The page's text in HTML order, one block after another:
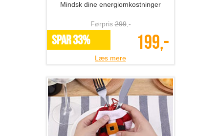
Mindsk dine energiomkostninger
Førpris299,-
SPAR 33% 199,-
Læs mere